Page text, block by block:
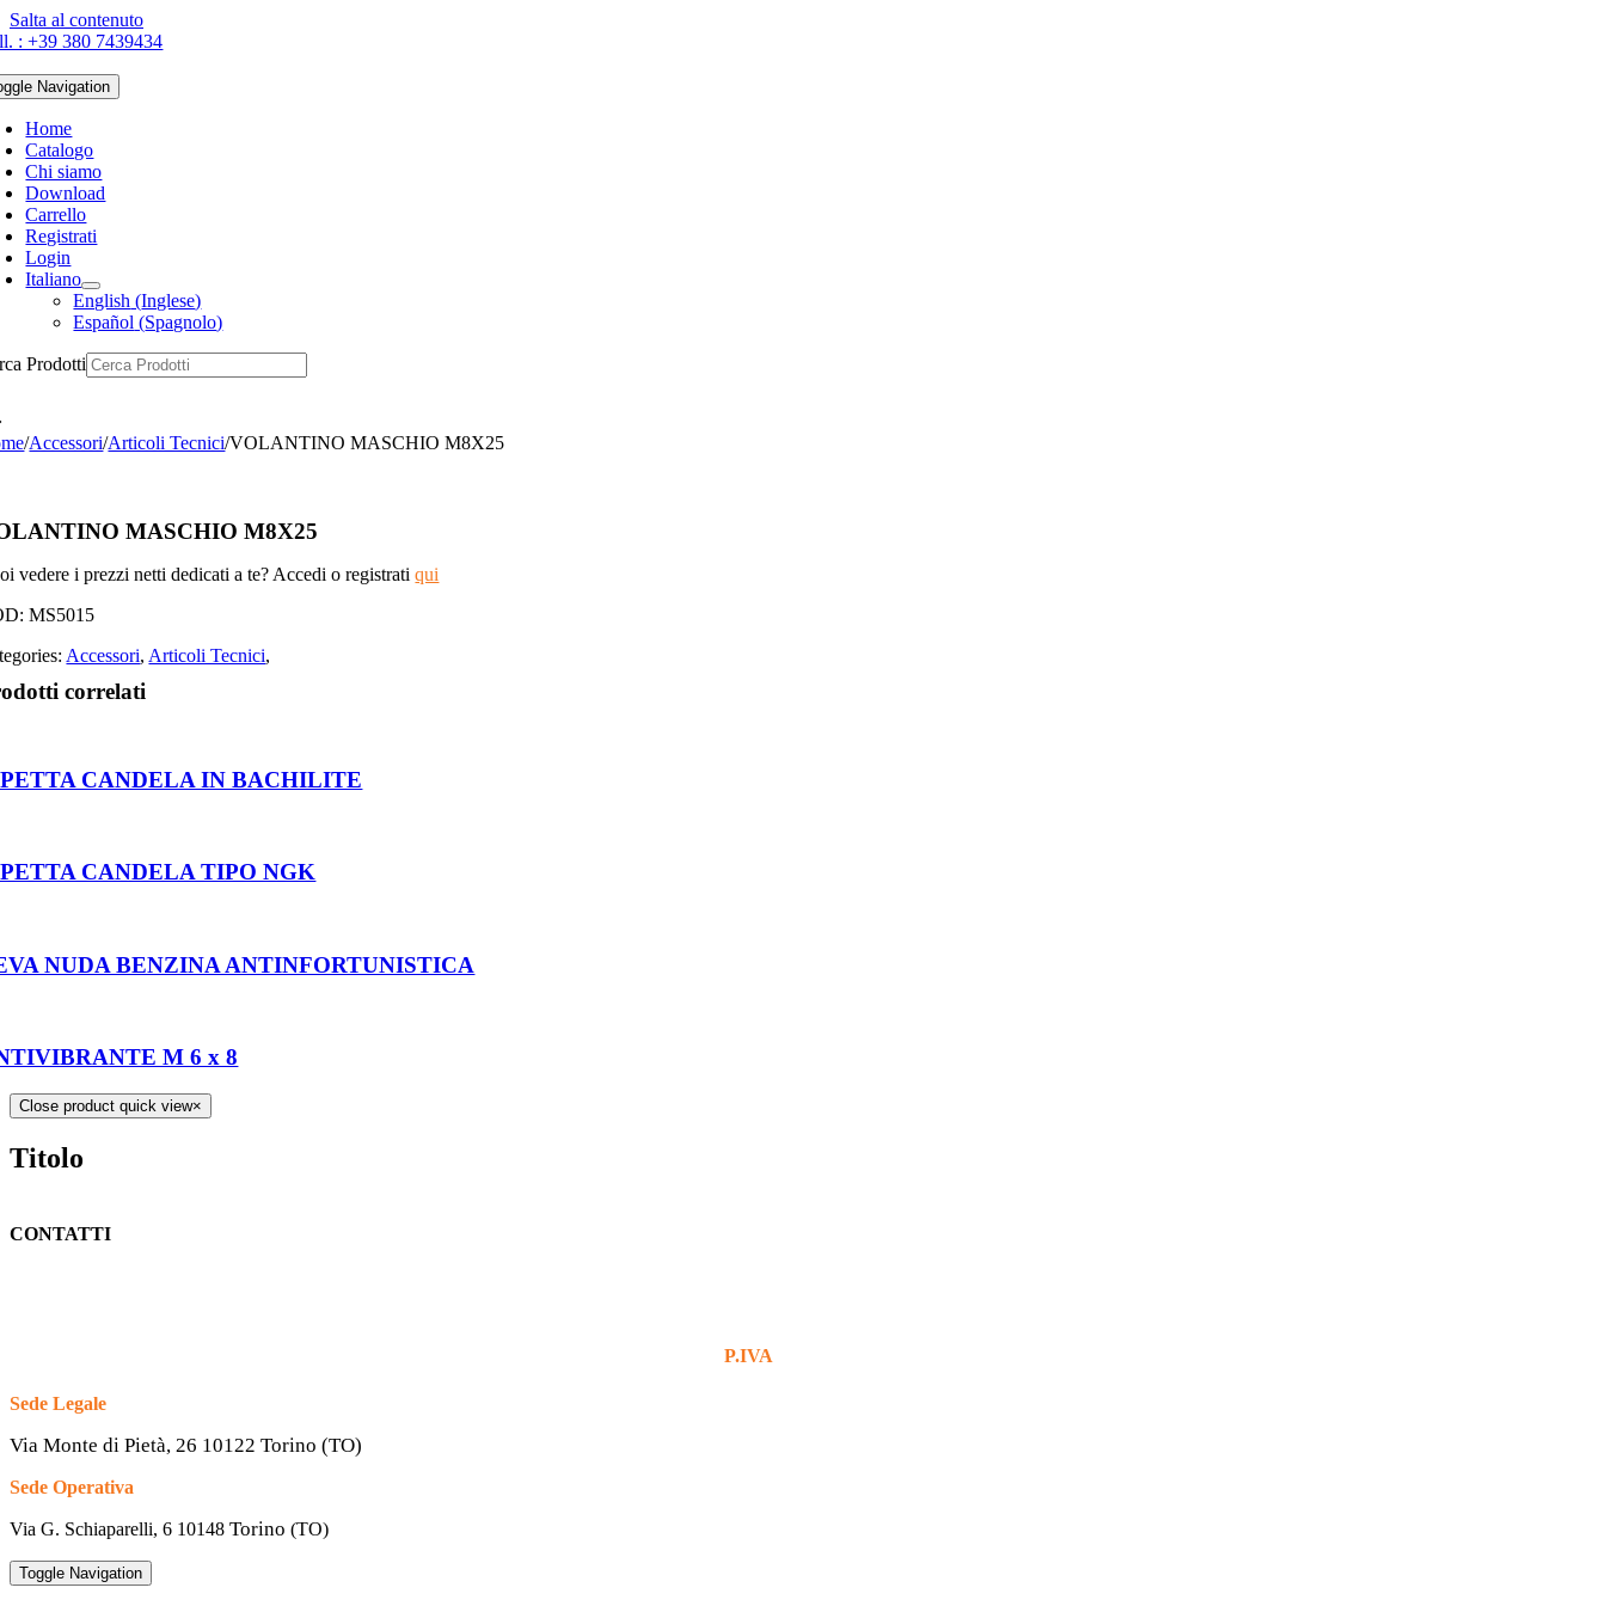
Salta al contenuto
: +39 380 7439434
Navigation
Home
Catalogo
Chi siamo
Download
Carrello
Registrati
Login
Italiano
English (Inglese)
Español (Spagnolo)
Prodotti
/Accessori/Articoli Tecnici/VOLANTINO MASCHIO M8X25
MASCHIO M8X25
vedere i prezzi netti dedicati a te? Accedi o registratiqui
MS5015
Accessori, Articoli Tecnici,
correlati
CANDELA IN BACHILITE
CANDELA TIPO NGK
NUDA BENZINA ANTINFORTUNISTICA
M 6 x 8
Close product quick view×
Titolo
CONTATTI
P.IVA
Sede Legale
Via Monte di Pietà, 26 10122 Torino (TO)
Sede Operativa
Via G. Schiaparelli, 6 10148 Torino (TO)
Toggle Navigation